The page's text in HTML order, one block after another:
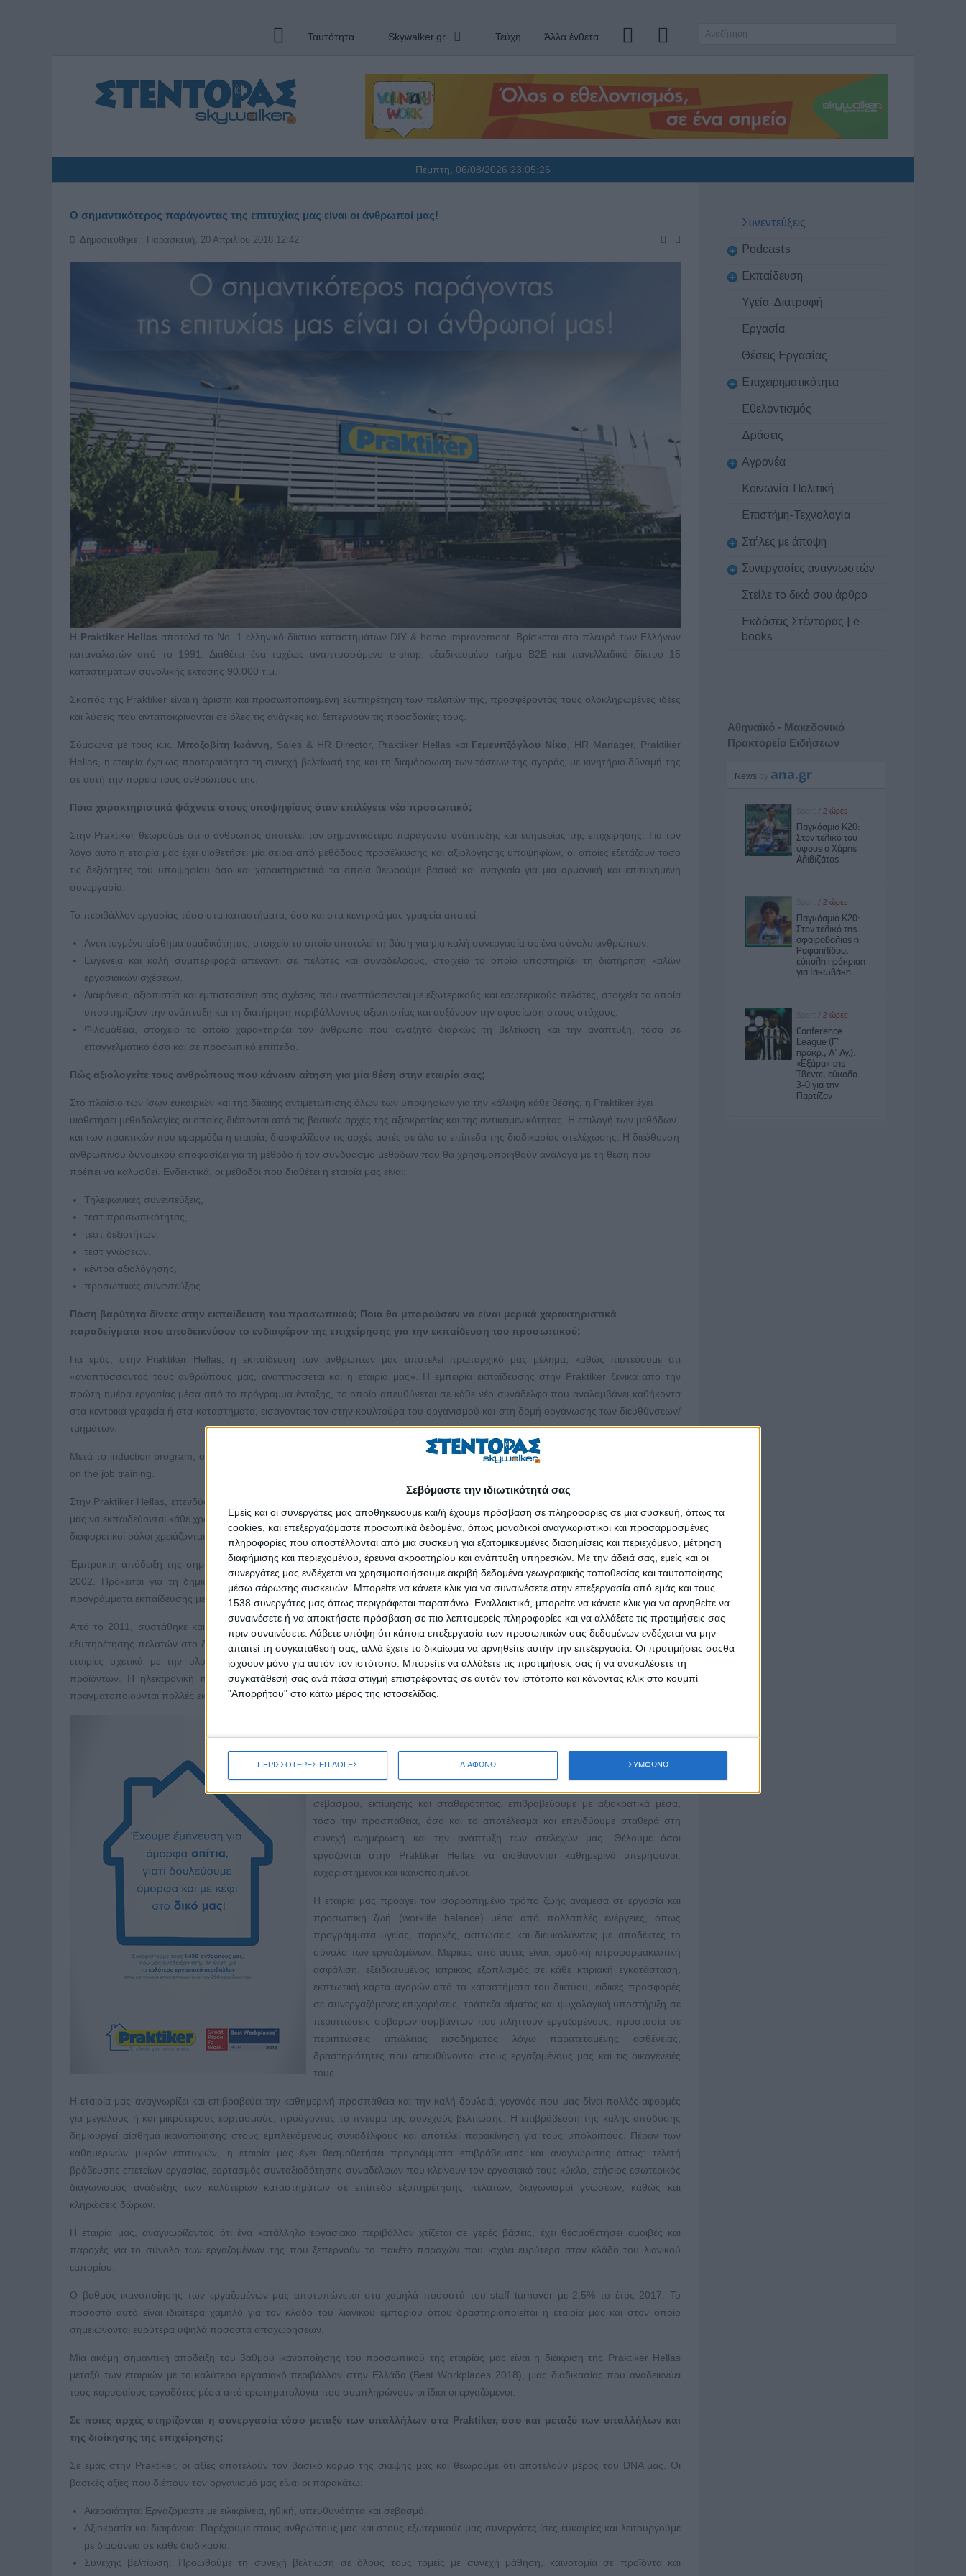
Σεβόμαστε την ιδιωτικότητά σας
Εμείς και οι συνεργάτες μας αποθηκεύουμε και/ή έχουμε πρόσβαση σε πληροφορίες σε μια συσκευή, όπως τα
cookies, και επεξεργαζόμαστε προσωπικά δεδομένα, όπως μοναδικοί αναγνωριστικοί και προσαρμοσμένες
πληροφορίες που αποστέλλονται από μια συσκευή για εξατομικευμένες διαφημίσεις και περιεχόμενο, μέτρηση
διαφήμισης και περιεχομένου, έρευνα ακροατηρίου και ανάπτυξη υπηρεσιών. Με την άδειά σας, εμείς και οι
συνεργάτες μας ενδέχεται να χρησιμοποιήσουμε ακριβή δεδομένα γεωγραφικής τοποθεσίας και ταυτοποίησης
μέσω σάρωσης συσκευών. Μπορείτε να κάνετε κλικ για να συναινέσετε στην επεξεργασία από εμάς και τους
1538 συνεργάτες μας όπως περιγράφεται παραπάνω. Εναλλακτικά, μπορείτε να κάνετε κλικ για να αρνηθείτε να
συναινέσετε ή να αποκτήσετε πρόσβαση σε πιο λεπτομερείς πληροφορίες και να αλλάξετε τις προτιμήσεις σας
πριν συναινέσετε. Λάβετε υπόψη ότι κάποια επεξεργασία των προσωπικών σας δεδομένων ενδέχεται να μην
απαιτεί τη συγκατάθεσή σας, αλλά έχετε το δικαίωμα να αρνηθείτε αυτήν την επεξεργασία. Οι προτιμήσεις σαςθα
ισχύουν μόνο για αυτόν τον ιστότοπο. Μπορείτε να αλλάξετε τις προτιμήσεις σας ή να ανακαλέσετε τη
συγκατάθεσή σας ανά πάσα στιγμή επιστρέφοντας σε αυτόν τον ιστότοπο και κάνοντας κλικ στο κουμπί
"Απορρήτου" στο κάτω μέρος της ιστοσελίδας.
ΠΕΡΙΣΣΟΤΕΡΕΣ ΕΠΙΛΟΓΕΣ ΔΙΑΦΩΝΩ ΣΥΜΦΩΝΩ
Ταυτότητα Skywalker.gr Τεύχη Άλλα ένθετα
Πέμπτη, 06/08/2026 23:05:27
Ο σημαντικότερος παράγοντας της επιτυχίας μας είναι οι άνθρωποί μας!
Δημοσιεύθηκε : Παρασκευή, 20 Απριλίου 2018 12:42
H Praktiker Hellas αποτελεί το Νo. 1 ελληνικό δίκτυο καταστημάτων DIY & home improvement. Βρίσκεται στο πλευρό των Ελλήνων
καταναλωτών από το 1991. Διαθέτει ένα ταχέως αναπτυσσόμενο e-shop, εξειδικευμένο τμήμα Β2Β και πανελλαδικό δίκτυο 15
καταστημάτων συνολικής έκτασης 90.000 τ.μ.
Σκοπός της Praktiker είναι η άριστη και προσωποποιημένη εξυπηρέτηση των πελατών της, προσφέροντάς τους ολοκληρωμένες ιδέες
και λύσεις που ανταποκρίνονται σε όλες τις ανάγκες και ξεπερνούν τις προσδοκίες τους.
Σύμφωνα με τους κ.κ. Μποζοβίτη Ιωάννη , Sales & HR Director, Praktiker Hellas και Γεμενιτζόγλου Νίκο , HR Manager, Praktiker
Hellas, η εταιρία έχει ως προτεραιότητα τη συνεχή βελτίωσή της και τη διαμόρφωση των τάσεων της αγοράς, με κινητήριο δύναμή της
σε αυτή την πορεία τους ανθρώπους της.
Ποια χαρακτηριστικά ψάχνετε στους υποψηφίους όταν επιλέγετε νέο προσωπικό;
Στην Praktiker θεωρούμε ότι ο άνθρωπος αποτελεί τον σημαντικότερο παράγοντα ανάπτυξης και ευημερίας της επιχείρησης. Για τον
λόγο αυτό η εταιρία μας έχει υιοθετήσει μία σειρά από μεθόδους προσέλκυσης και αξιολόγησης υποψηφίων, οι οποίες εξετάζουν τόσο
τις δεξιότητες του υποψηφίου όσο και χαρακτηριστικά τα οποία θεωρούμε βασικά και αναγκαία για μια αρμονική και επιτυχημένη
συνεργασία.
Το περιβάλλον εργασίας τόσο στα καταστήματα, όσο και στα κεντρικά μας γραφεία απαιτεί:
Ανεπτυγμένο αίσθημα ομαδικότητας, στοιχείο το οποίο αποτελεί τη βάση για μια καλή συνεργασία σε ένα σύνολο ανθρώπων.
Ευγένεια και καλή συμπεριφορά απέναντι σε πελάτες και συναδέλφους, στοιχείο το οποίο υποστηρίζει τη διατήρηση καλών
εργασιακών σχέσεων.
Διαφάνεια, αξιοπιστία και εμπιστοσύνη στις σχέσεις που αναπτύσσονται με εξωτερικούς και εσωτερικούς πελάτες, στοιχεία τα οποία
υποστηρίζουν την ανάπτυξη και τη διατήρηση περιβάλλοντος αξιοπιστίας και αυξάνουν την αφοσίωση στους στόχους.
Φιλομάθεια, στοιχείο το οποίο χαρακτηρίζει τον άνθρωπο που αναζητά διαρκώς τη βελτίωση και την ανάπτυξη, τόσο σε
επαγγελματικό όσο και σε προσωπικό επίπεδο.
Πώς αξιολογείτε τους ανθρώπους που κάνουν αίτηση για μία θέση στην εταιρία σας;
Στο πλαίσιο των ίσων ευκαιριών και της δίκαιης αντιμετώπισης όλων των υποψηφίων για την κάλυψη κάθε θέσης, η Praktiker έχει
υιοθετήσει μεθοδολογίες οι οποίες διέπονται από τις βασικές αρχές της αξιοκρατίας και της αντικειμενικότητας. Η επιλογή των μεθόδων
και των πρακτικών που εφαρμόζει η εταιρία, διασφαλίζουν τις αρχές αυτές σε όλα τα επίπεδα της διαδικασίας στελέχωσης. Η διεύθυνση
ανθρωπίνου δυναμικού αποφασίζει για τη μέθοδο ή τον συνδυασμό μεθόδων που θα χρησιμοποιηθούν ανάλογα με τη θέση που
πρέπει να καλυφθεί. Ενδεικτικά, οι μέθοδοι που διαθέτει η εταιρία μας είναι:
Τηλεφωνικές συνεντεύξεις,
τεστ προσωπικότητας,
τεστ δεξιοτήτων,
τεστ γνώσεων,
κέντρα αξιολόγησης,
προσωπικές συνεντεύξεις.
Πόση βαρύτητα δίνετε στην εκπαίδευση του προσωπικού; Ποια θα μπορούσαν να είναι μερικά χαρακτηριστικά
παραδείγματα που αποδεικνύουν το ενδιαφέρον της επιχείρησης για την εκπαίδευση του προσωπικού;
Για εμάς, στην Praktiker Hellas, η εκπαίδευση των ανθρώπων μας αποτελεί πρωταρχικό μας μέλημα, καθώς πιστεύουμε ότι
«αναπτύσσοντας τους ανθρώπους μας, αναπτύσσεται και η εταιρία μας». Η εμπειρία εκπαίδευσης στην Praktiker ξενικά από την
πρώτη ημέρα εργασίας μέσα από το πρόγραμμα ένταξης, το οποίο απευθύνεται σε κάθε νέο συνάδελφο που αναλαμβάνει καθήκοντα
στα κεντρικά γραφεία ή στα καταστήματα, εισάγοντας τον στην κουλτούρα του οργανισμού και στη δομή οργάνωσης των διευθύνσεων/
τμημάτων.
Μετά το induction program, οι νεοπροσληφθέντες εκπαιδεύονται στο αντικείμενο εργασίας τους μέσω εξατομικευμένου προγράμματος
on the job training.
Στην Praktiker Hellas, επενδύουμε στην ανάπτυξη του προσωπικού μας σε όλα τα ιεραρχικά επίπεδα, φροντίζοντας όλοι οι εργαζόμενοί
μας να εκπαιδεύονται κάθε χρόνο σε δύο τουλάχιστον εκπαιδευτικά θέματα, λαμβάνοντας υπόψη το γεγονός ότι διαφορετικές θέσεις και
διαφορετικοί ρόλοι χρειάζονται διαφορετικές ικανότητες, δεξιότητες, γνώσεις και επαγγελματικές συμπεριφορές.
Έμπρακτη απόδειξη της σημαντικότητας της εκπαίδευσης στην εταιρία μας, αποτελεί η δημιουργία του Praktiker Academy, το έτος
2002. Πρόκειται για τη δημιουργία μιας δικής μας ακαδημίας, που έχει ως βασικό στόχο να αναπτύσσει και να εμπλουτίζει τα
προγράμματα εκπαίδευσης με θεματολογίες ανά ιεραρχικό επίπεδο και αντικείμενο εργασίας.
Από το 2011, συστάθηκε και δρα ένα δίκτυο 25 πιστοποιημένων εσωτερικών εισηγητών, που υλοποιούν σεμινάρια πωλήσεων και
εξυπηρέτησης πελατών στο δίκτυο καταστημάτων μας. Επιπρόσθετα, έχουμε αναπτύξει δυναμικές συνεργασίες με τις προμηθεύτριες
εταιρίες σχετικά με την υλοποίηση εκπαιδευτικών προγραμμάτων σε ζητήματα εφαρμογής υλικών και τεχνικά χαρακτηριστικά
προϊόντων. Η ηλεκτρονική πλατφόρμα (e-learning) της εταιρίας μας αποτελεί πλούσια πηγή πληροφόρησης, καθώς κάθε μήνα
πραγματοποιούνται πολλές εκπαιδεύσεις που άπτονται θέματα προϊόντων και υπηρεσιών.
προσωπικό της; Πώς αποδεικνύεται ο βαθμός ικανοποίησης του
σεβασμού, εκτίμησης και σταθερότητας, επιβραβεύουμε με αξιοκρατικά μέσα,
τόσο την προσπάθεια, όσο και το αποτέλεσμα και επενδύουμε σταθερά στη
συνεχή ενημέρωση και την ανάπτυξη των στελεχών μας. Θέλουμε όσοι
εργάζονται στην Praktiker Hellas να αισθάνονται καθημερινά υπερήφανοι,
ευχαριστημένοι και ικανοποιημένοι.
Η εταιρία μας προάγει τον ισορροπημένο τρόπο ζωής ανάμεσα σε εργασία και
προσωπική ζωή (worklife balance) μέσα από πολλαπλές ενέργειες, όπως
προγράμματα υγείας, παροχές, εκπτώσεις και διευκολύνσεις με αποδέκτες το
σύνολο των εργαζομένων. Μερικές από αυτές είναι: ομαδική ιατροφαρμακευτική
ασφάλιση, εξειδικευμένος ιατρικός εξοπλισμός σε κάθε κτιριακή εγκατάσταση,
εκπτωτική κάρτα αγορών από τα καταστήματα του δικτύου, ειδικές προσφορές
σε συνεργαζόμενες επιχειρήσεις, τράπεζα αίματος και ψυχολογική υποστήριξη σε
περιπτώσεις σοβαρών συμβάντων που πλήττουν εργαζομένους, προστασία σε
περιπτώσεις απώλειας εισοδήματος λόγω παρατεταμένης ασθένειας,
δραστηριότητες που απευθύνονται στους εργαζομένους μας και τις οικογένειές
τους.
Η εταιρία μας αναγνωρίζει και επιβραβεύει την καθημερινή προσπάθεια και την καλή δουλειά, γεγονός που μας δίνει πολλές αφορμές
για μεγάλους ή και μικρότερους εορτασμούς, προάγοντας το πνεύμα της συνεχούς βελτίωσης. Η επιβράβευση της καλής απόδοσης
δημιουργεί αίσθημα ικανοποίησης στους εμπλεκόμενους συναδέλφους και αποτελεί παρακίνηση για τους υπόλοιπους. Πέραν των
καθημερινών μικρών επιτυχιών, η εταιρία μας έχει θεσμοθετήσει προγράμματα επιβράβευσης και αναγνώρισης όπως: τελετή
βράβευσης επετείων εργασίας, εορτασμός συνταξιοδότησης συναδέλφων που κλείνουν τον εργασιακό τους κύκλο, ετήσιος εσωτερικός
διαγωνισμός ανάδειξης των καλύτερων καταστημάτων σε επίπεδο εξυπηρέτησης πελατών, διαγωνισμοί γνώσεων, καθώς και
κληρώσεις δώρων.
Η εταιρία μας, αναγνωρίζοντας ότι ένα κατάλληλο εργασιακό περιβάλλον χτίζεται σε γερές βάσεις, έχει θεσμοθετήσει αμοιβές και
παροχές για το σύνολο των εργαζομένων της που ξεπερνούν το πακέτο παροχών που ισχύει ευρύτερα στον κλάδο του λιανικού
εμπορίου.
Ο βαθμός ικανοποίησης των εργαζομένων μας αποτυπώνεται στα χαμηλά ποσοστά του staff turnover με 2,5% το έτος 2017. Το
ποσοστό αυτό είναι ιδιαίτερα χαμηλό για τον κλάδο του λιανικού εμπορίου όπου δραστηριοποιείται η εταιρία μας και στον οποίο
σημειώνονται ευρύτερα υψηλά ποσοστά αποχωρήσεων.
Μία ακόμη σημαντική απόδειξη του βαθμού ικανοποίησης του προσωπικού της εταιρίας μας είναι η διάκριση της Praktiker Hellas
μεταξύ των εταιριών με το καλύτερο εργασιακό περιβάλλον στην Ελλάδα (Best Workplaces 2018), μιας διαδικασίας που αναδεικνύει
τους κορυφαίους εργοδότες μέσα από ερωτηματολόγια που συμπληρώνουν οι ίδιοι οι εργαζόμενοι.
Σε ποιες αρχές στηρίζονται η συνεργασία τόσο μεταξύ των υπαλλήλων στα Praktiker, όσο και μεταξύ των υπαλλήλων και
της διοίκησης της επιχείρησης;
Σε εμάς στην Praktiker, οι αξίες αποτελούν τον βασικό κορμό της σκέψης μας και θεωρούμε ότι αποτελούν μέρος του DNA μας. Οι
βασικές αξίες που διέπουν τον οργανισμό μας είναι οι παρακάτω:
Ακεραιότητα: Εργαζόμαστε με ειλικρίνεια, ηθική, υπευθυνότητα και σεβασμό.
Αξιοκρατία και διαφάνεια: Παρέχουμε στους ανθρώπους μας και στους εξωτερικούς μας συνεργάτες ίσες ευκαιρίες και λειτουργούμε
με διαφάνεια σε κάθε διαδικασία.
Συνεχής βελτίωση: Προωθούμε τη συνεχή βελτίωση σε όλους τους τομείς με συνεχή μάθηση, καινοτομία σε προϊόντα και
Συνεντεύξεις
Podcasts
Εκπαίδευση
Υγεία-Διατροφή
Εργασία
Θέσεις Εργασίας
Επιχειρηματικότητα
Εθελοντισμός
Δράσεις
Αγρονέα
Κοινωνία-Πολιτική
Επιστήμη-Τεχνολογία
Στήλες με άποψη
Συνεργασίες αναγνωστών
Στείλε το δικό σου άρθρο
Εκδόσεις Στέντορας | e-
books
Αθηναϊκό - Μακεδονικό
Πρακτορείο Ειδήσεων